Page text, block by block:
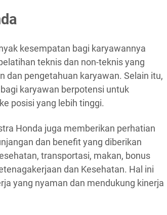
kesempatan bagi karyawannya
teknis dan non-teknis yang
dan pengetahuan karyawan. Selain itu,
karyawan berpotensi untuk
posisi yang lebih tinggi.
Honda juga memberikan perhatian
dan benefit yang diberikan
transportasi, makan, bonus
dan Kesehatan. Hal ini
yang nyaman dan mendukung kinerja